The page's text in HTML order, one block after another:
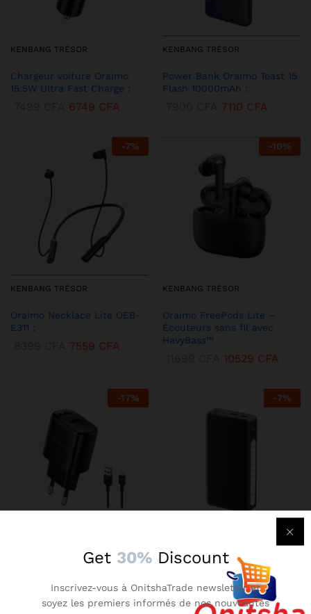
KENBANG TRÉSOR
Chargeur voiture Oraimo
15.5W Ultra Fast Charge :
6749 CFA
KENBANG TRÉSOR
Power Bank Oraimo Toast 15
Flash 10000mAh :
7110 CFA
-7%
KENBANG TRÉSOR
Oraimo Necklace Lite OEB-
E311 :
7559 CFA
-10%
KENBANG TRÉSOR
Oraimo FreePods Lite –
Écouteurs sans fil avec
HavyBass™
10529 CFA
-17%
Chargeur Mural Oraimo 2A –
AniFast™
2899CFA 2609CFA
-7%
Oraimo Traveler 3 Lit –
Batterie Externe 27000 mAh
Ultra-Puissante
14899CFA 13409CFA
Get 30% Discount
Inscrivez-vous à OnitshaTrade newsletter et
soyez les premiers informés de nos nouveautés